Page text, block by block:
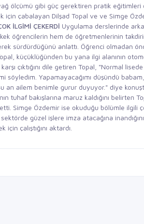
ölçümü gibi güç gerektiren pratik eğitimleri
çabalayan Dilşad Topal ve ve Simge
İLGİMİ ÇEKERDİ Uygulama derslerinde
öğrencilerin hem de öğretmenlerinin
sürdürdüğünü anlattı. Öğrenci olmadan
küçüklüğünden bu yana ilgi alanının
çıktığını dile getiren Topal, "Normal
söyledim. Yapamayacağımı düşündü
an ailem benimle gurur duyuyor." diye
tuhaf bakışlarına maruz kaldığını belirten
Simge Özdemir ise okuduğu bölümle ilgili
güzel işlere imza atacağına
çalıştığını aktardı.